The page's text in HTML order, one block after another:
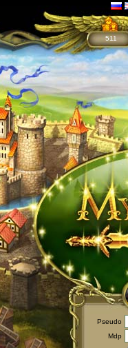
511
Pseudo
Mdp